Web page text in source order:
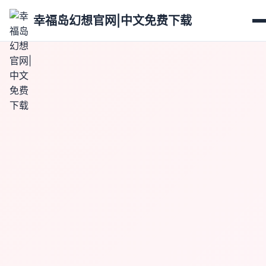
幸福岛幻想官网|中文免费下载